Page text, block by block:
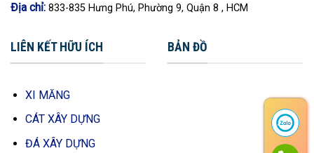
Địa chỉ: 833-835 Hưng Phú, Phường 9, Quận 8 , HCM
LIÊN KẾT HỮU ÍCH
XI MĂNG
CÁT XÂY DỰNG
ĐÁ XÂY DỰNG
BẢN ĐỒ